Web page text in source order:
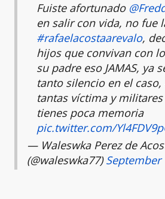
Fuiste afortunado
en salir con vida, no fue
#rafaelacostaarevalo,
hijos que convivan con
su padre eso JAMAS, ya
tanto silencio en el
tantas víctima y
tienes poca memoria
pic.twitter.com/
— Waleswka Perez de
(@waleswka77)September